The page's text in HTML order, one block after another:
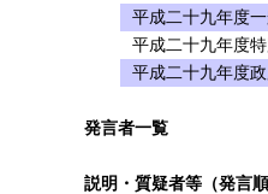
平成二十九年度
平成二十九年度
平成二十九年度
発言者一覧
説明・質疑者等（発言順